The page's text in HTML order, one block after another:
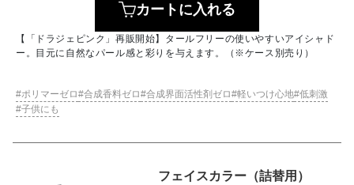
カートに入れる
【「ドラジェピンク」再販開始】タールフリーの使いやすいアイシャド
ー。目元に自然なパール感と彩りを与えます。（※ケース別売り）
ポリマーゼロ 合成香料ゼロ 合成界面活性剤ゼロ 軽いつけ心地 低刺激
子供にも
フェイスカラー（詰替用）